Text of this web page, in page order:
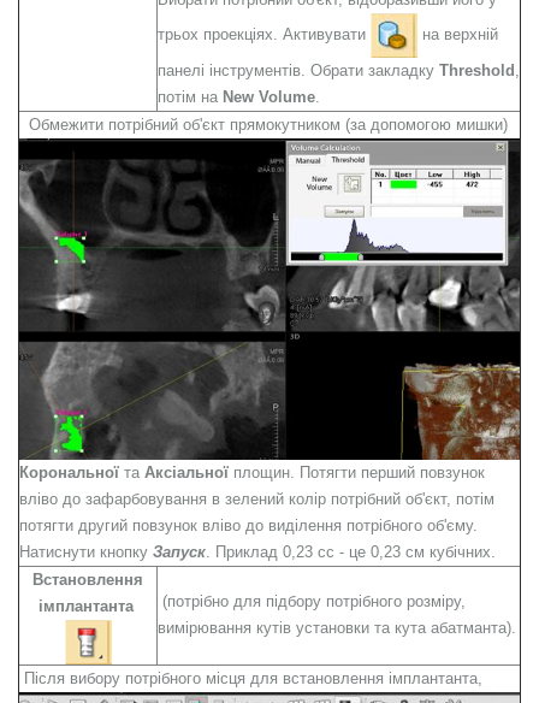
трьох проекціях. Активувати
на верхній
панелі інструментів. Обрати закладку Threshold
потім на New Volume
Обмежити потрібний об'єкт прямокутником (за допомогою мишки)
Корональної та Аксіальної площин. Потягти перший повзунок
вліво до зафарбовування в зелений колір потрібний об'єкт, потім
потягти другий повзунок вліво до виділення потрібного об'єму.
Натиснути кнопку Запуск. Приклад 0,23 сс - це 0,23 см кубічних.
Встановлення
імплантанта
(потрібно для підбору потрібного розміру,
вимірювання кутів установки та кута абатманта).
Після вибору потрібного місця для встановлення імплантанта,